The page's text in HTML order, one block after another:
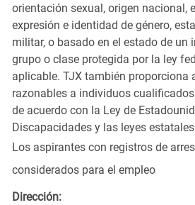
orientación sexual, origen nacional,
expresión e identidad de género,
militar, o basado en el estado de un
grupo o clase protegida por la ley
aplicable. TJX también proporciona
razonables a individuos
de acuerdo con la Ley de
Discapacidades y las leyes
Los aspirantes con registros de
considerados para el empleo
Dirección: